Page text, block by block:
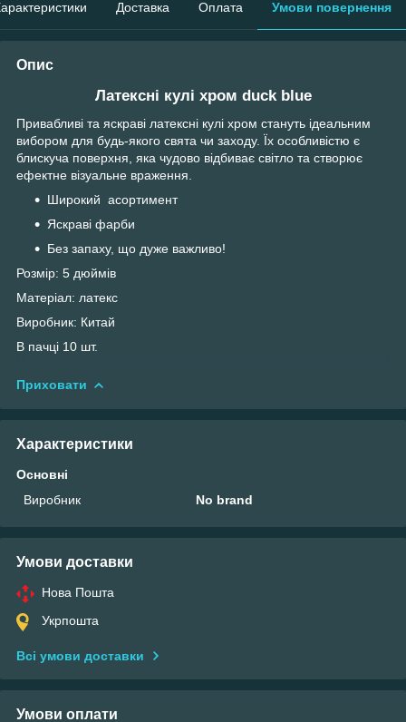
Доставка Оплата Умови повернення
Опис
Латексні кулі хром duck blue
Привабливі та яскраві латексні кулі хром стануть ідеальним
вибором для будь-якого свята чи заходу. Їх особливістю є
блискуча поверхня, яка чудово відбиває світло та створює
ефектне візуальне враження.
Широкий асортимент
Яскраві фарби
Без запаху, що дуже важливо!
Розмір: 5 дюймів
Матеріал: латекс
Виробник: Китай
В пачці 10 шт.
Приховати
Характеристики
Основні
Виробник
No brand
Умови доставки
Нова Пошта
Укрпошта
Всі умови доставки
Умови оплати